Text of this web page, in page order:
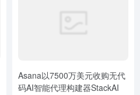
Asana以7500万美元收购无代
码AI智能代理构建器StackAI